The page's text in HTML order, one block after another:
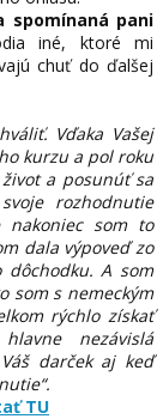
pani
iné, ktoré mi
chuť do ďalšej
Vďaka Vašej
kurzu a pol roku
a posunúť sa
rozhodnutie
nakoniec som to
dala výpoveď zo
dôchodku. A som
som s nemeckým
rýchlo získať
nezávislá
darček aj keď
TU